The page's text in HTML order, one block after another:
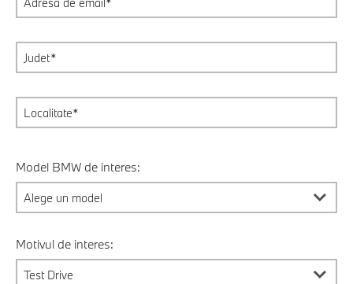
Model BMW de interes:
Motivul de interes: